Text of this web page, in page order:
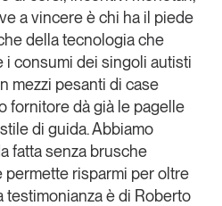
Newsletter
tua email
a vincere è chi ha il piede
della tecnologia che
i consumi dei singoli autisti
mezzi pesanti di case
fornitore dà già le pagelle
di guida. Abbiamo
fatta senza brusche
permette risparmi per oltre
testimonianza è di Roberto